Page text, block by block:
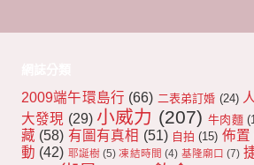
2009端午環島行 (66) 二表弟訂婚 (24)
大發現 (29) 小威力 (207) 牛肉麵
藏 (58) 有圖有真相 (51) 自拍 (15) 佈置
動 (42) 耶誕樹 (5) 凍結時間 (4) 基隆廟口 (7)